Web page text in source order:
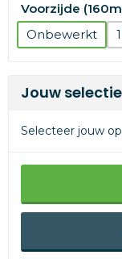
Voorzijde
Onbewerkt
1
Jouw
Selecteer jouw